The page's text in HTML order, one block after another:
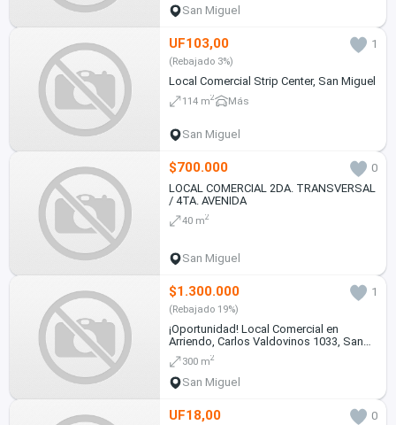
San Miguel
UF103,00 1
(Rebajado 3%)
Local Comercial Strip Center, San Miguel
114 m2 Más
San Miguel
$700.000
0
LOCAL COMERCIAL 2DA. TRANSVERSAL
/ 4TA. AVENIDA
40 m2
San Miguel
$1.300.000 1
(Rebajado 19%)
¡Oportunidad! Local Comercial en
Arriendo, Carlos Valdovinos 1033, San
Miguel.
300 m2
San Miguel
UF18,00
0